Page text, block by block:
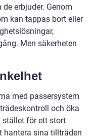
erbjuder. Genom
kan tappas bort eller
Men säkerheten
med passersystem
och öka
stället för ett stort
hantera sina tillträden